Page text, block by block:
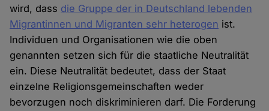
wird, dass die Gruppe der in Deutschland lebenden
Migrantinnen und Migranten sehr heterogen ist.
Individuen und Organisationen wie die oben
genannten setzen sich für die staatliche Neutralität
ein. Diese Neutralität bedeutet, dass der Staat
einzelne Religionsgemeinschaften weder
bevorzugen noch diskriminieren darf. Die Forderung